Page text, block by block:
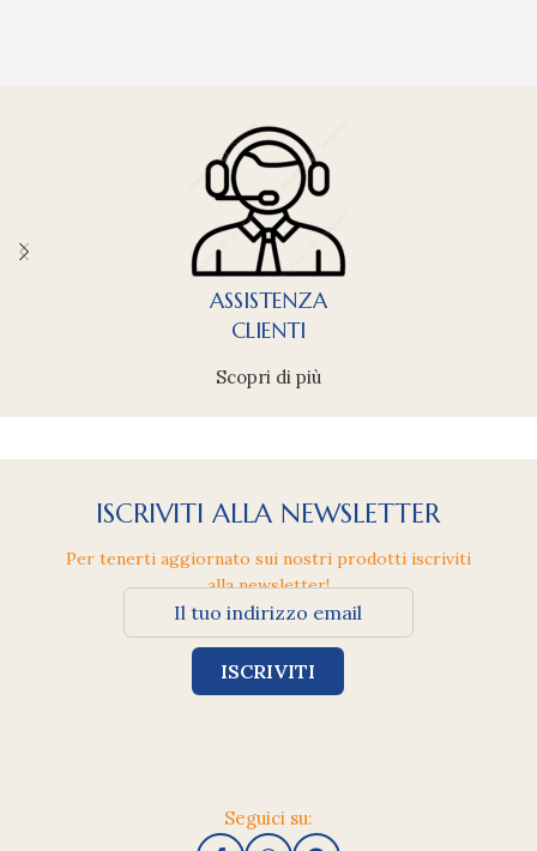
ASSISTENZA
CLIENTI
Scopri di più
ISCRIVITI ALLA NEWSLETTER
Per tenerti aggiornato sui nostri prodotti iscriviti
alla newsletter!
Seguici su: